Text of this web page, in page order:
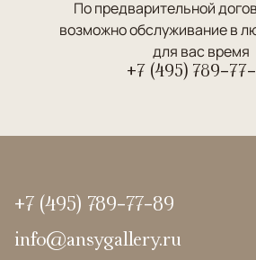
По предварительной
возможно обслуживание в
для вас время
+7 (495) 789-
+7 (495) 789-77-89
info@ansygallery.ru